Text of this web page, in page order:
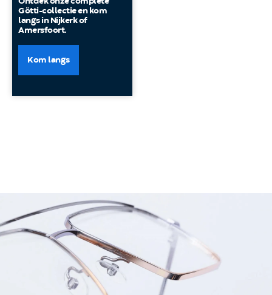
Götti-collectie en kom
langs in Nijkerk of
Amersfoort.
Kom langs